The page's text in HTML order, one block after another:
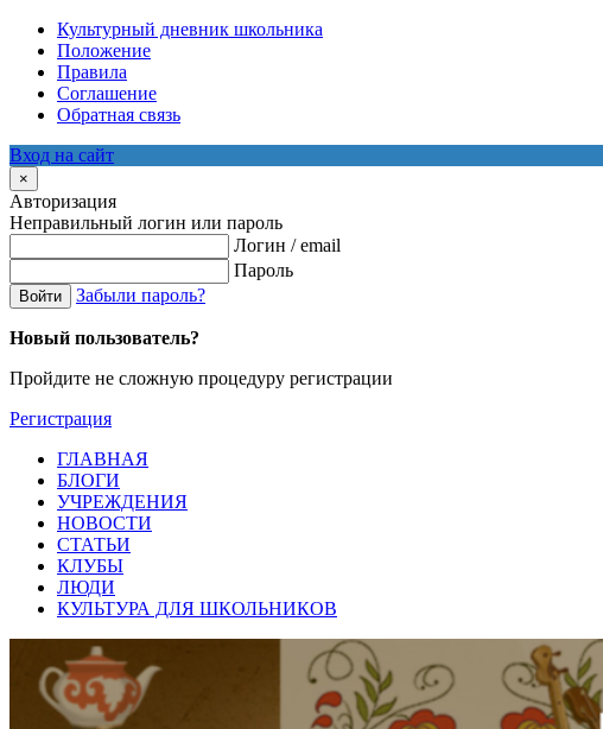
Культурный дневник школьника
Положение
Правила
Соглашение
Обратная связь
Вход на сайт
×
Авторизация
Неправильный логин или пароль
Логин / email
Пароль
Войти Забыли пароль?
Новый пользователь?
Пройдите не сложную процедуру регистрации
Регистрация
ГЛАВНАЯ
БЛОГИ
УЧРЕЖДЕНИЯ
НОВОСТИ
СТАТЬИ
КЛУБЫ
ЛЮДИ
КУЛЬТУРА ДЛЯ ШКОЛЬНИКОВ